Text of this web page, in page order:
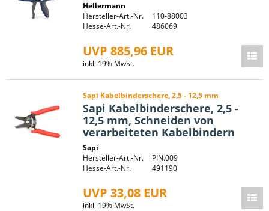
Hellermann
Hersteller-Art.-Nr.
110-88003
Hesse-Art.-Nr.
486069
UVP 885,96 EUR
inkl. 19% MwSt.
Sapi Kabelbinderschere, 2,5 - 12,5 mm
Sapi Kabelbinderschere, 2,5 -
12,5 mm, Schneiden von
verarbeiteten Kabelbindern
Sapi
Hersteller-Art.-Nr.
PIN.009
Hesse-Art.-Nr.
491190
UVP 33,08 EUR
inkl. 19% MwSt.